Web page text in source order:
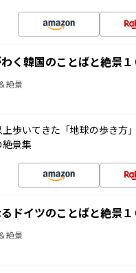
く韓国のことばと絶景１
絶景
歩いてきた「地球の歩き方
景集
ドイツのことばと絶景１
絶景